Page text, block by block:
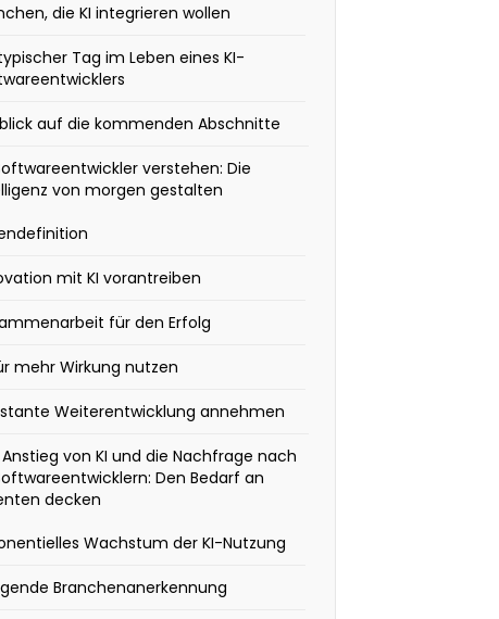
die KI integrieren wollen
Tag im Leben eines KI-
auf die kommenden Abschnitte
verstehen: Die
von morgen gestalten
mit KI vorantreiben
für den Erfolg
mehr Wirkung nutzen
Weiterentwicklung annehmen
von KI und die Nachfrage nach
Den Bedarf an
decken
Wachstum der KI-Nutzung
Branchenanerkennung